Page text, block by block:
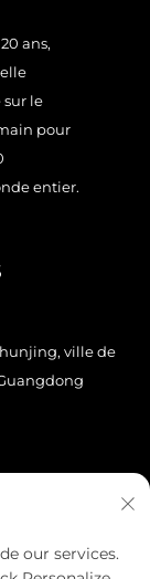
ans,
le
pour
entier.
ville de
And Educational
our services.